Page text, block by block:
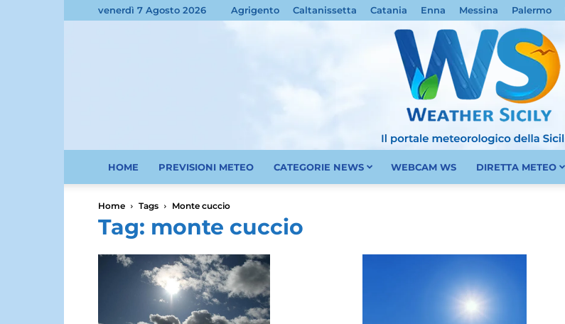
venerdì 7 Agosto 2026 Agrigento Caltanissetta Catania Enna Messina Palermo
Sicilia
HOME PREVISIONI METEO CATEGORIE NEWS WEBCAM WS DIRETTA METEO
Home Tags Monte cuccio
Tag: monte cuccio